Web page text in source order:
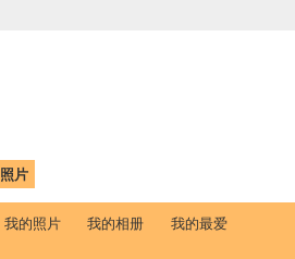
照片
我的照片 我的相册 我的最爱